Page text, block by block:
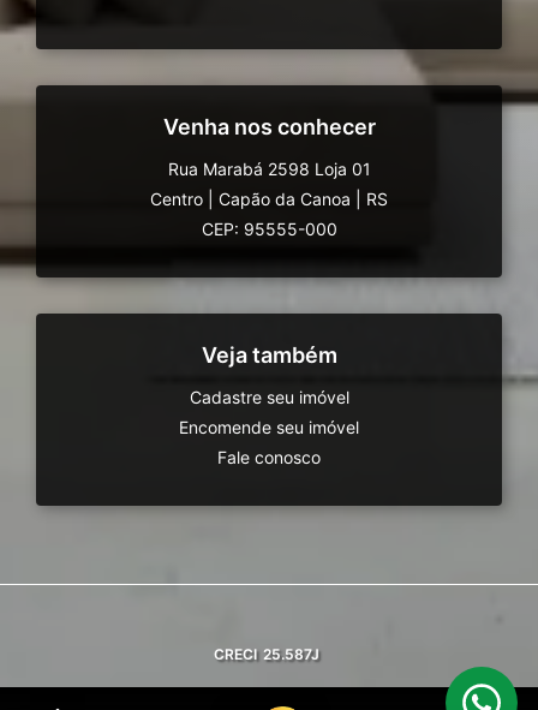
Venha nos conhecer
Rua Marabá 2598 Loja 01
Centro
Capão da Canoa
RS
CEP: 95555-000
Veja também
Cadastre seu imóvel
Encomende seu imóvel
Fale conosco
CRECI 25.587J